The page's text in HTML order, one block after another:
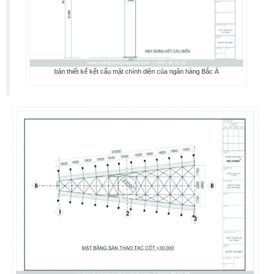
bản thiết kế kết cấu mặt chính diện của ngân hàng Bắc Á